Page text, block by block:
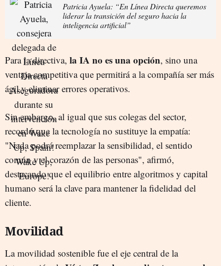
Patricia Ayuela: “En Línea Directa queremos
liderar la transición del seguro hacia la
inteligencia artificial”
Para la directiva, la IA no es una opción, sino una
ventaja competitiva que permitirá a la compañía ser más
ágil y eliminar errores operativos.
Sin embargo, al igual que sus colegas del sector,
recordó que la tecnología no sustituye la empatía:
"Nada podrá reemplazar la sensibilidad, el sentido
común y el corazón de las personas", afirmó,
destacando que el equilibrio entre algoritmos y capital
humano será la clave para mantener la fidelidad del
cliente.
Movilidad
La movilidad sostenible fue el eje central de la